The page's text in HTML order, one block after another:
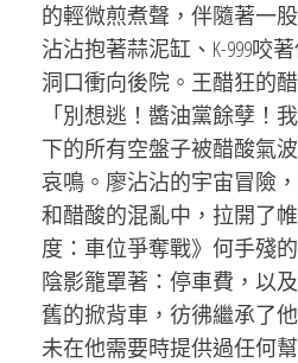
的輕微煎煮聲，伴隨著一
沾沾抱著蒜泥缸、K-999咬
洞口衝向後院。王醋狂的
「別想逃！醬油黨餘孽！
下的所有空盤子被醋酸氣
哀鳴。廖沾沾的宇宙冒險
和醋酸的混亂中，拉開了
度：車位爭奪戰》何手殘
陰影籠罩著：停車費，以
舊的掀背車，彷彿繼承了
未在他需要時提供過任何